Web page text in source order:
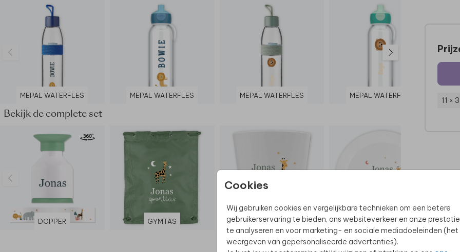
Cookies
Wij gebruiken cookies en vergelijkbare technieken om een betere
gebruikerservaring te bieden, ons websiteverkeer en onze
te analyseren en voor marketing- en sociale mediadoeleinden (het
weergeven van gepersonaliseerde advertenties).
MEPAL WATERFLES MEPAL WATERFLES MEPAL WATERFLES MEPAL WATERFLES
Bekijk de complete set
DOPPER GYMTAS KINDERBEKER KINDERBORDJE
11 ×